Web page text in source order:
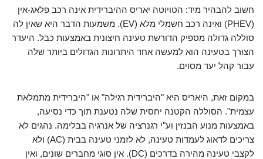
חשוב להבהיר מיד: הטויוטה יאריס ההיברידית אינה רכב פלאג-אין
(PHEV) ואינה רכב חשמלי מלא (EV). משמעות הדבר היא שאין לה
סוללה גדולה מספיק הדורשת טעינה חיצונית באמצעות כבל. היעדר
הצורך בטעינה הוא למעשה אחד היתרונות הגדולים ביותר שלה
עבור קהל יעד מסוים.
במקום זאת, היאריס היא "היברידית רגילה" או "היברידית מתמלאת
עצמית". הסוללה הקטנה יחסית שלה נטענת תוך כדי נסיעה,
באמצעות מנוע הבנזין וע"י רגנרציה של אנרגיה בבלימה. נהגים לא
צריכים לדאוג לעמדות טעינה, לא לזמני טעינה בבית (AC) ולא
לקצבי טעינה מהירה בדרכים (DC). אין סוגי מחברים שונים, ואין